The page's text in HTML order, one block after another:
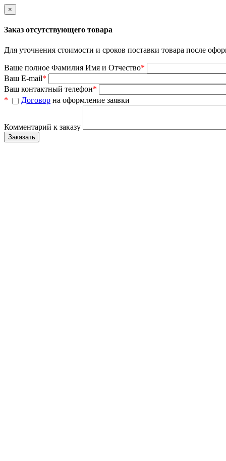
×
Заказ отсутствующего товара
Для уточнения стоимости и сроков поставки товара после
Ваше полное Фамилия Имя и Отчество*
Ваш E-mail*
Ваш контактный телефон*
*
Договор на оформление заявки
Комментарий к заказу